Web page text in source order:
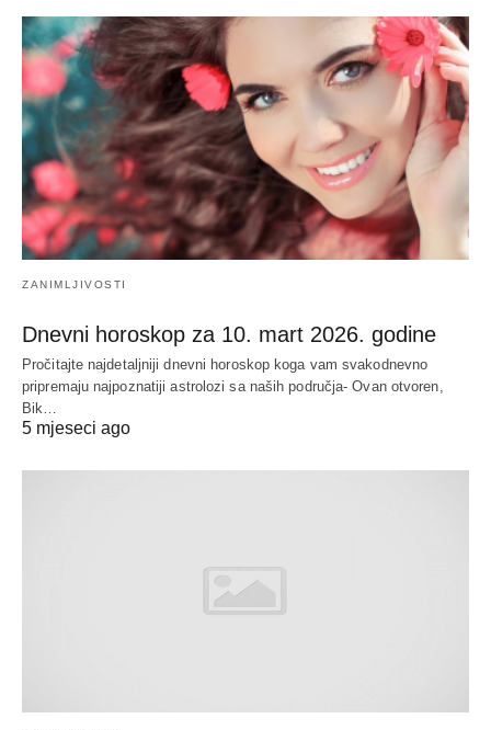
ZANIMLJIVOSTI
Dnevni horoskop za 10. mart 2026. godine
Pročitajte najdetaljniji dnevni horoskop koga vam svakodnevno
pripremaju najpoznatiji astrolozi sa naših područja- Ovan otvoren,
Bik…
5 mjeseci ago